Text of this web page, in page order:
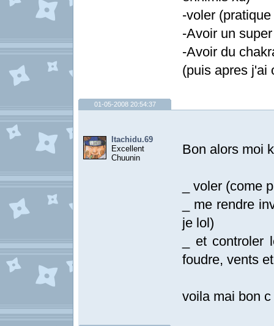
-voler
-Avoir un
-Avoir du
(puis apres j'ai
01-05-2008 20:54:37
Itachidu.69
Excellent
Chuunin
Bon alors moi
_ voler (come
_ me rendre
je lol)
_ et
foudre, vents
voila mai bon